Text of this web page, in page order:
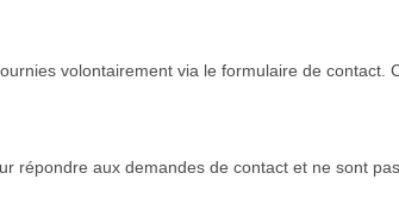
volontairement via le formulaire de contact.
répondre aux demandes de contact et ne sont